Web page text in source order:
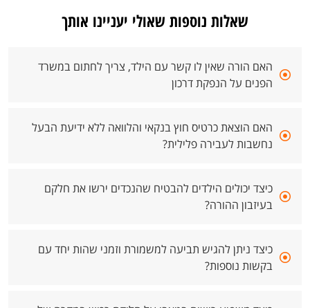
שאלות נוספות שאולי יעניינו אותך
האם הורה שאין לו קשר עם הילד, צריך לחתום במשרד
הפנים על הנפקת דרכון
האם הוצאת כרטיס חוץ בנקאי והלוואה ללא ידיעת הבעל
נחשבות לעבירה פלילית?
כיצד יכולים הילדים להבטיח שהנכדים ירשו את חלקם
בעיזבון ההורה?
כיצד ניתן להגיש תביעה למשמורת וזמני שהות יחד עם
בקשות נוספות?